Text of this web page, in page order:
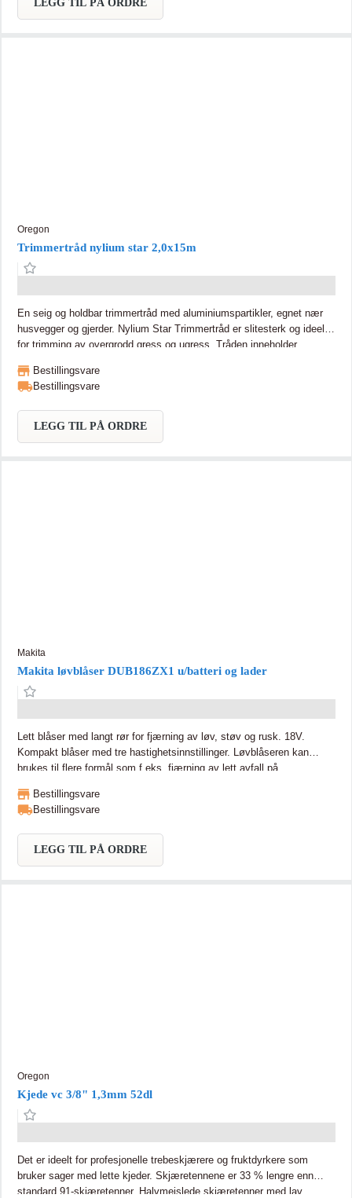
LEGG TIL PÅ ORDRE
Oregon
Trimmertråd nylium star 2,0x15m
En seig og holdbar trimmertråd med aluminiumspartikler, egnet nær
husvegger og gjerder. Nylium Star Trimmertråd er slitesterk og ideell
for trimming av overgrodd gress og ugress. Tråden inneholder
gir 5 skjærekanter for pene og rene resultater. Universal passform for
bensindrevne treimmere.
Bestillingsvare
Bestillingsvare
LEGG TIL PÅ ORDRE
Makita
Makita løvblåser DUB186ZX1 u/batteri og lader
Lett blåser med langt rør for fjærning av løv, støv og rusk. 18V.
Kompakt blåser med tre hastighetsinnstillinger. Løvblåseren kan
brukes til flere formål som f.eks. fjærning av lett avfall på
uteområder og ved inngangspartier (kontorer, boliger etc.).
Blåsestyrke 2,5N Med oppsug kan lett og mindre smuss suges opp
og maskin mot overbelastning. Leveres med langt rør. Sett for oppsug
leveres som tilbehør. Z- modellen leveres uten lader og batteri.
Bestillingsvare
Bestillingsvare
LEGG TIL PÅ ORDRE
Oregon
Kjede vc 3/8" 1,3mm 52dl
Det er ideelt for profesjonelle trebeskjærere og fruktdyrkere som
bruker sager med lette kjeder. Skjæretennene er 33 % lengre enn
standard 91-skjæretenner. Halvmeislede skjæretenner med lav